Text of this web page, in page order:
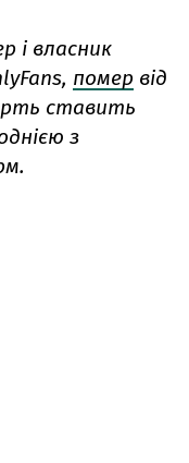
і власник
помер від
ставить
з